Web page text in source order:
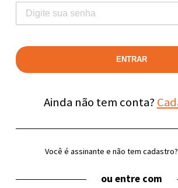
ENTRAR
Ainda não tem conta?
Você é assinante e não tem cadastro?
ou entre com